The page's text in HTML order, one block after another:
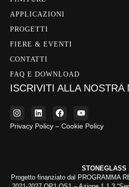
APPLICAZIONI
PROGETTI
FIERE & EVENTI
CONTATTI
FAQ E DOWNLOAD
ISCRIVITI ALLA NOSTRA
Privacy Policy – Cookie Policy
STONEGLASS
Progetto finanziato dal PROGRAMMA